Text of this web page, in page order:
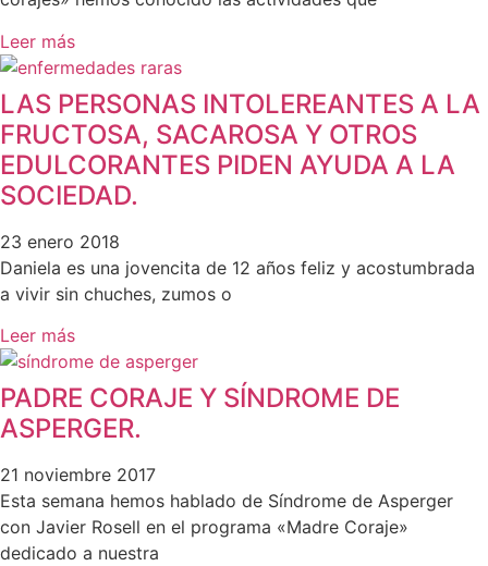
Leer más
LAS PERSONAS INTOLEREANTES A LA
FRUCTOSA, SACAROSA Y OTROS
EDULCORANTES PIDEN AYUDA A LA
SOCIEDAD.
23 enero 2018
Daniela es una jovencita de 12 años feliz y acostumbrada
a vivir sin chuches, zumos o
Leer más
PADRE CORAJE Y SÍNDROME DE
ASPERGER.
21 noviembre 2017
Esta semana hemos hablado de Síndrome de Asperger
con Javier Rosell en el programa «Madre Coraje»
dedicado a nuestra